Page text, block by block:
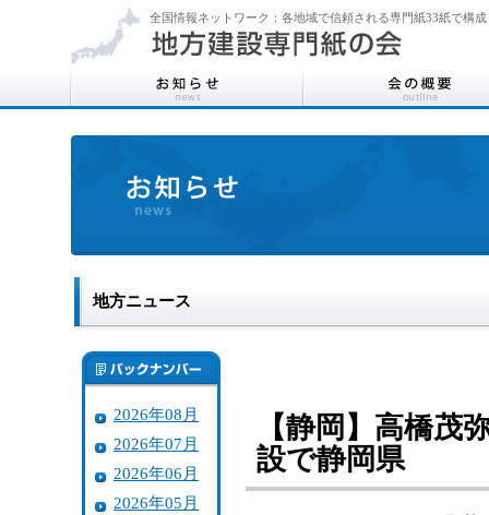
全国情報ネットワーク：各地域で信頼される専門紙33紙で構成
地方ニュース
2026年08月
2026年07月
2026年06月
2026年05月
【静岡】高橋
設で静岡県